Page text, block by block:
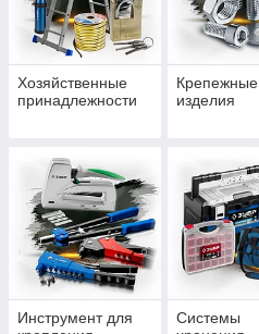
Хозяйственные
принадлежности
Крепежные
изделия
Инструмент для
Системы